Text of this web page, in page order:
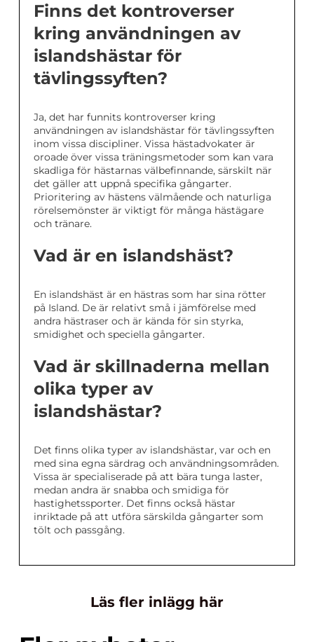
Finns det kontroverser
kring användningen av
islandshästar för
tävlingssyften?
Ja, det har funnits kontroverser kring
användningen av islandshästar för tävlingssyften
inom vissa discipliner. Vissa hästadvokater är
oroade över vissa träningsmetoder som kan vara
skadliga för hästarnas välbefinnande, särskilt när
det gäller att uppnå specifika gångarter.
Prioritering av hästens välmående och naturliga
rörelsemönster är viktigt för många hästägare
och tränare.
Vad är en islandshäst?
En islandshäst är en hästras som har sina rötter
på Island. De är relativt små i jämförelse med
andra hästraser och är kända för sin styrka,
smidighet och speciella gångarter.
Vad är skillnaderna mellan
olika typer av
islandshästar?
Det finns olika typer av islandshästar, var och en
med sina egna särdrag och användningsområden.
Vissa är specialiserade på att bära tunga laster,
medan andra är snabba och smidiga för
hastighetssporter. Det finns också hästar
inriktade på att utföra särskilda gångarter som
tölt och passgång.
Läs fler inlägg här